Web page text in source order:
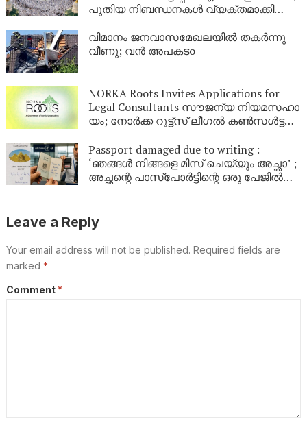
പുതിയ നിബന്ധനകൾ വ്യക്തമാക്കി
വിമാനം ജനവാസമേഖലയിൽ തകർന്നു
വീണു; വൻ അപകടo
NORKA Roots Invites Applications for
Legal Consultants സൗ​ജ​ന്യ നി​യ​മ​സ​ഹാ​
യം; നോ​ർ​ക്ക റൂ​ട്ട്സ് ലീ​ഗ​ൽ ക​ൺ​സ​ൾ​ട്ട​ന്റു​
Passport damaged due to writing :
‘ഞങ്ങൾ നിങ്ങളെ മിസ് ചെയ്യും അച്ഛാ’ ;
അച്ഛന്റെ പാസ്പോർട്ടിന്റെ ഒരു പേജിൽ
അധികൃതർ
Leave a Reply
Your email address will not be published. Required fields are
marked *
Comment *